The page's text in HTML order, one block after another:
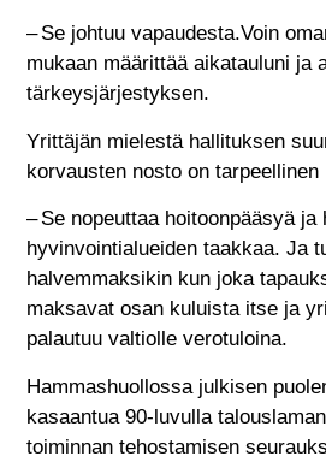
– Se johtuu vapaudesta.Voin
mukaan määrittää aikatauluni ja
tärkeysjärjestyksen.
Yrittäjän mielestä hallituksen
korvausten nosto on tarpeellinen
– Se nopeuttaa hoitoonpääsyä ja
hyvinvointialueiden taakkaa. Ja
halvemmaksikin kun joka
maksavat osan kuluista itse ja
palautuu valtiolle verotuloina.
Hammashuollossa julkisen
kasaantua 90-luvulla
toiminnan tehostamisen